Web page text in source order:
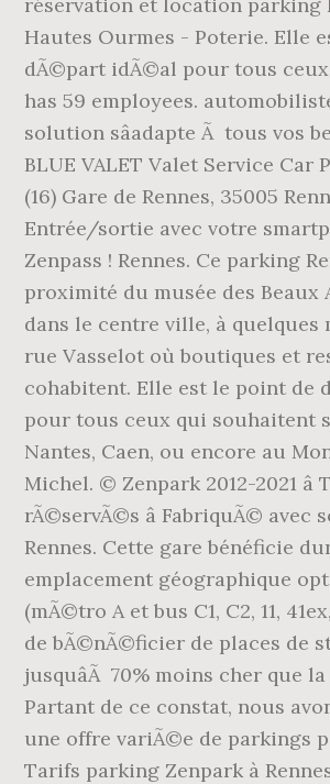
Hautes Ourmes - Poterie. Elle
dÃ©part idÃ©al pour tous
has 59 employees.
solution sâadapte Ã tous vos
BLUE VALET Valet Service Car
(16) Gare de Rennes, 35005
Entrée/sortie avec votre
Zenpass ! Rennes. Ce parking
proximité du musée des Beaux
dans le centre ville, à quelques
rue Vasselot où boutiques et
cohabitent. Elle est le point de
pour tous ceux qui souhaitent
Nantes, Caen, ou encore au
Michel. © Zenpark 2012-2021
rÃ©servÃ©s â FabriquÃ© avec
Rennes. Cette gare bénéficie
emplacement géographique
(mÃ©tro A et bus C1, C2, 11,
de bÃ©nÃ©ficier de places de
jusquâÃ 70% moins cher que
Partant de ce constat, nous
une offre variÃ©e de parkings
Tarifs parking Zenpark à